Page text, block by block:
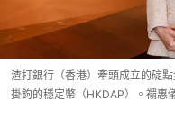
渣打銀行（香港）牽頭成立的碇
掛鉤的穩定幣（HKDAP）。禤惠